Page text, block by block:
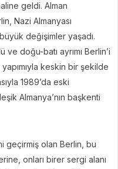
geldi. Alman
Nazi Almanyası
değişimler yaşadı.
doğu-batı ayrımı Berlin’i
yapımıyla keskin bir şekilde
1989’da eski
Almanya’nın başkenti
geçirmiş olan Berlin, bu
onları birer sergi alanı